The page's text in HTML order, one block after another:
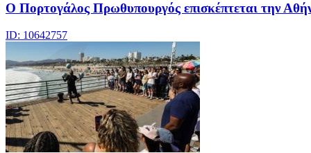
Ο Πορτογάλος Πρωθυπουργός επισκέπτεται την
ID: 10642757